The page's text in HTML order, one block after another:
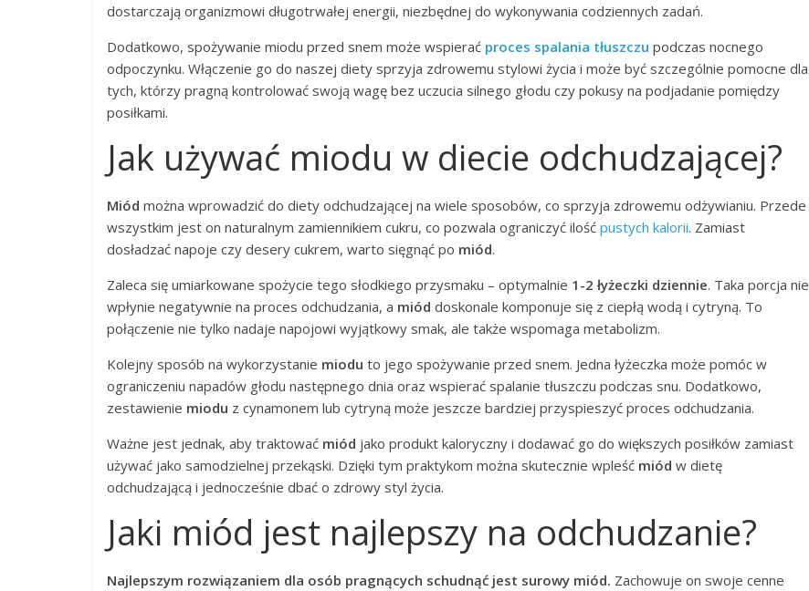
dostarczają organizmowi długotrwałej energii, niezbędnej do wykonywania codziennych zadań.
Dodatkowo, spożywanie miodu przed snem może wspierać proces spalania tłuszczu podczas nocnego
odpoczynku. Włączenie go do naszej diety sprzyja zdrowemu stylowi życia i może być szczególnie pomocne dla
tych, którzy pragną kontrolować swoją wagę bez uczucia silnego głodu czy pokusy na podjadanie pomiędzy
posiłkami.
Jak używać miodu w diecie odchudzającej?
Miód można wprowadzić do diety odchudzającej na wiele sposobów, co sprzyja zdrowemu odżywianiu. Przede
wszystkim jest on naturalnym zamiennikiem cukru, co pozwala ograniczyć ilość pustych kalorii. Zamiast
dosładzać napoje czy desery cukrem, warto sięgnąć po miód.
Zaleca się umiarkowane spożycie tego słodkiego przysmaku – optymalnie 1-2 łyżeczki dziennie. Taka porcja nie
wpłynie negatywnie na proces odchudzania, a miód doskonale komponuje się z ciepłą wodą i cytryną. To
połączenie nie tylko nadaje napojowi wyjątkowy smak, ale także wspomaga metabolizm.
Kolejny sposób na wykorzystanie miodu to jego spożywanie przed snem. Jedna łyżeczka może pomóc w
ograniczeniu napadów głodu następnego dnia oraz wspierać spalanie tłuszczu podczas snu. Dodatkowo,
zestawienie miodu z cynamonem lub cytryną może jeszcze bardziej przyspieszyć proces odchudzania.
Ważne jest jednak, aby traktować miód jako produkt kaloryczny i dodawać go do większych posiłków zamiast
używać jako samodzielnej przekąski. Dzięki tym praktykom można skutecznie wpleść miód w dietę
odchudzającą i jednocześnie dbać o zdrowy styl życia.
Jaki miód jest najlepszy na odchudzanie?
Najlepszym rozwiązaniem dla osób pragnących schudnąć jest surowy miód. Zachowuje on swoje cenne